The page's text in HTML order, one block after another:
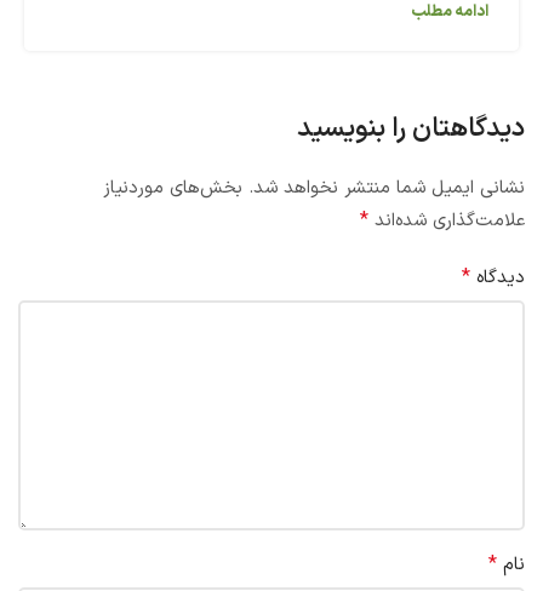
ادامه مطلب
دیدگاهتان را بنویسید
نشانی ایمیل شما منتشر نخواهد شد. بخش‌های موردنیاز
علامت‌گذاری شده‌اند *
دیدگاه *
نام *